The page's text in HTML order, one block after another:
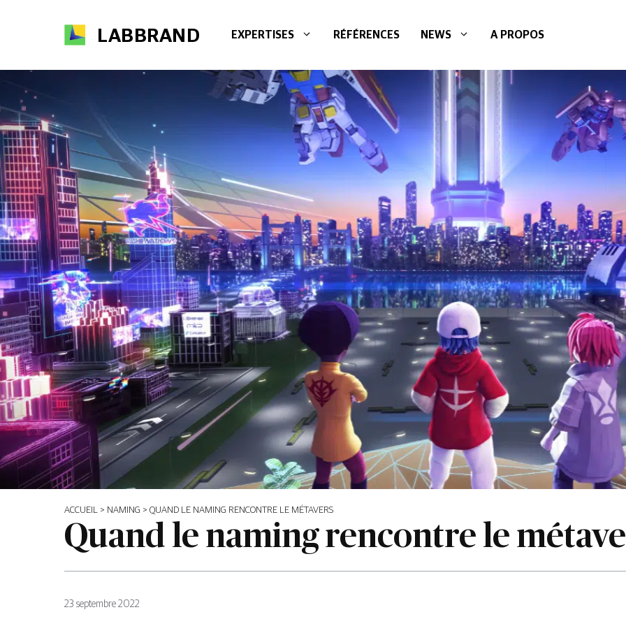
LABBRAND EXPERTISES RÉFÉRENCES NEWS A PROPOS
ACCUEIL > NAMING > QUAND LE NAMING RENCONTRE LE MÉTAVERS
Quand le naming rencontre le
23 septembre 2022